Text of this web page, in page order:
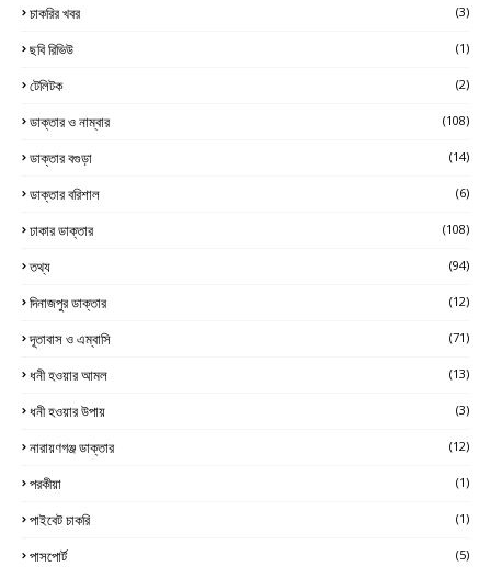
চাকরির খবর (3)
ছবি রিভিউ (1)
টেলিটক (2)
ডাক্তার ও নাম্বার (108)
ডাক্তার বগুড়া (14)
ডাক্তার বরিশাল (6)
ঢাকার ডাক্তার (108)
তথ্য (94)
দিনাজপুর ডাক্তার (12)
দূতাবাস ও এম্বাসি (71)
ধনী হওয়ার আমল (13)
ধনী হওয়ার উপায় (3)
নারায়ণগঞ্জ ডাক্তার (12)
পরকীয়া (1)
পাইবেট চাকরি (1)
পাসপোর্ট (5)